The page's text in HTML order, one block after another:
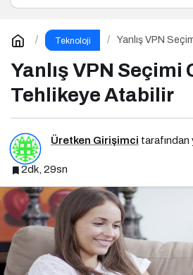
Teknoloji
Yanlış VPN
Yanlış VPN
Tehlikeye Atabilir
Üretken Girişimci tarafından
2dk, 29sn